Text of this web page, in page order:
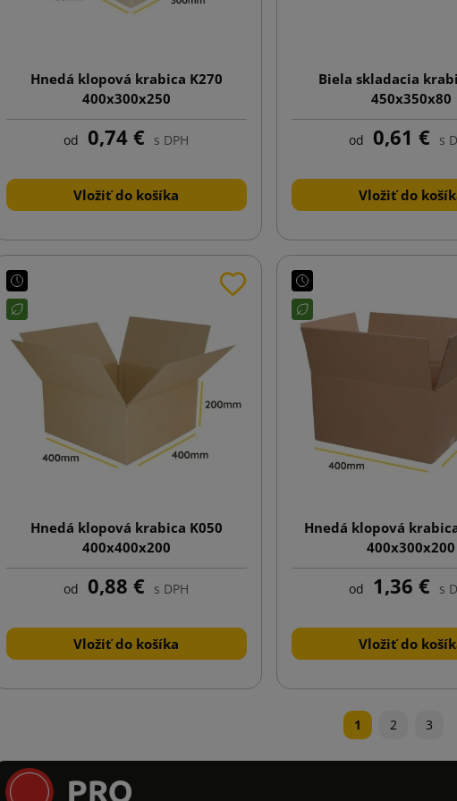
Hnedá klopová krabica K270
400x300x250
od 0,74 € s DPH
Vložiť do košíka
Biela skladacia
450x350x80
od 0,61 € s
Vložiť do
Hnedá klopová krabica K050
400x400x200
od 0,88 € s DPH
Vložiť do košíka
Hnedá klopová
400x300x200
od 1,36 € s
Vložiť do
1 2 3